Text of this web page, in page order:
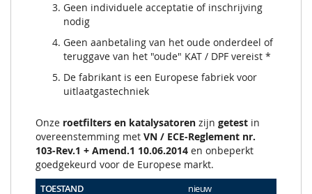
Geen individuele acceptatie of inschrijving
nodig
Geen aanbetaling van het oude onderdeel of
teruggave van het "oude" KAT / DPF vereist *
De fabrikant is een Europese fabriek voor
uitlaatgastechniek
Onze roetfilters en katalysatoren zijn getest in
overeenstemming met VN / ECE-Reglement nr.
103-Rev.1 + Amend.1 10.06.2014 en onbeperkt
goedgekeurd voor de Europese markt.
TOESTAND nieuw